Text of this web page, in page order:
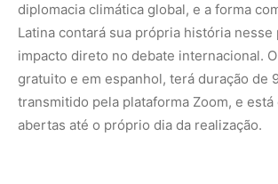
diplomacia climática global, e a forma
Latina contará sua própria história
impacto direto no debate internacional.
gratuito e em espanhol, terá duração de
transmitido pela plataforma Zoom, e
abertas até o próprio dia da realização.